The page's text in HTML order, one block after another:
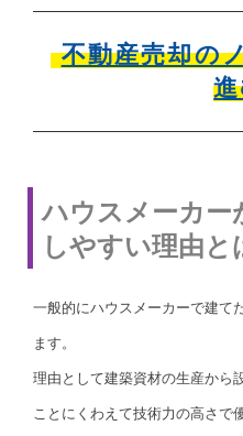
不動産売却の
ハウスメーカー
しやすい理由と
一般的にハウスメーカーで建て
ます。
理由として建築資材の生産から
ことにくわえて技術力の高さで